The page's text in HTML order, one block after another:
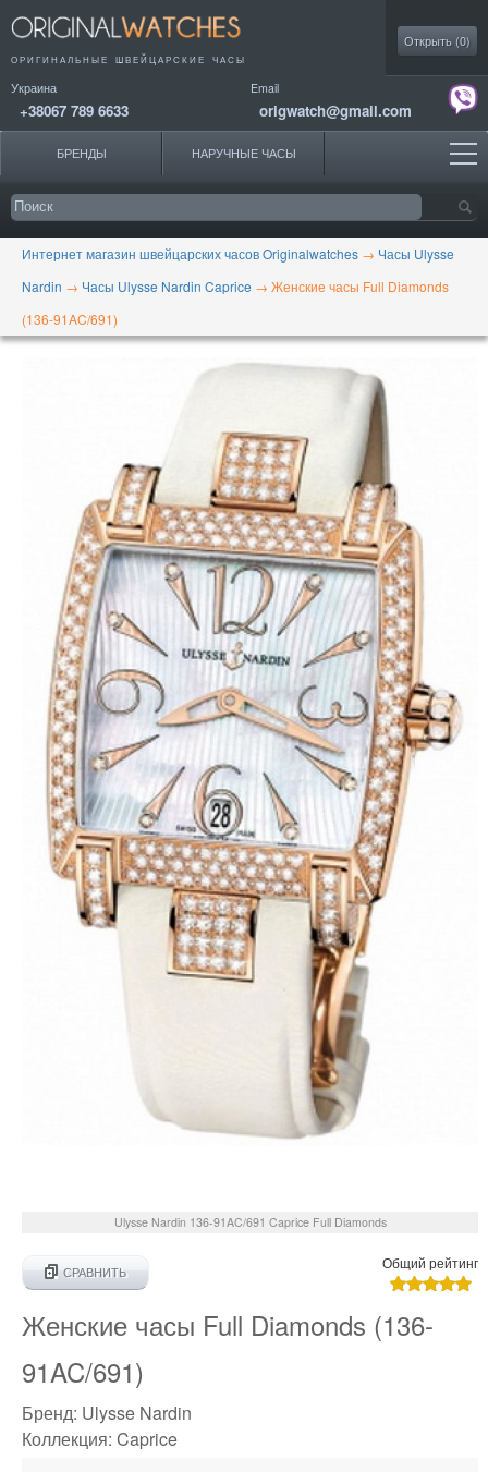
ОРИГИНАЛЬНЫЕ ШВЕЙЦАРСКИЕ ЧАСЫ
Украина
+38067 789 6633
Email
origwatch@gmail.com
Открыть (0)
БРЕНДЫ НАРУЧНЫЕ ЧАСЫ
Интернет магазин швейцарских часов Originalwatches → Часы Ulysse
Nardin → Часы Ulysse Nardin Caprice → Женские часы Full Diamonds
(136-91AC/691)
Ulysse Nardin 136-91AC/691 Caprice Full Diamonds
СРАВНИТЬ
Общий рейтинг
Женские часы Full Diamonds (136-
91AC/691)
Бренд: Ulysse Nardin
Коллекция: Caprice